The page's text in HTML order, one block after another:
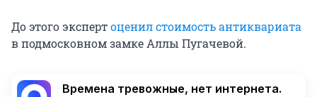
До этого экспертоценил стоимость антиквариата
в подмосковном замке Аллы Пугачевой.
Времена тревожные, нет интернета.